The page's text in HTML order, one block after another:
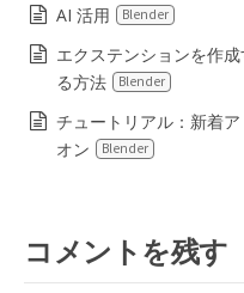
AI 活用 Blender
エクステンションを作成
る方法
Blender
チュートリアル：新着ア
オン
Blender
コメントを残す